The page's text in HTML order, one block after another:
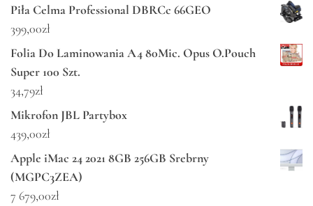
Piła Celma Professional DBRCc 66GEO
399,00zł
Folia Do Laminowania A4 80Mic. Opus O.Pouch
Super 100 Szt.
34,79zł
Mikrofon JBL Partybox
439,00zł
Apple iMac 24 2021 8GB 256GB Srebrny
(MGPC3ZEA)
7 679,00zł